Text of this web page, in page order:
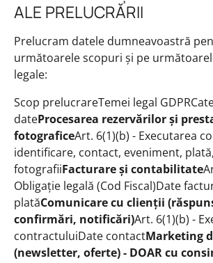
ALE PRELUCRĂRII
Prelucram datele dumneavoastră
următoarele scopuri și pe
legale:
Scop prelucrareTemei legal
dateProcesarea rezervărilor și
fotograficeArt. 6(1)(b) - Executarea
identificare, contact, eveniment, plată,
fotografiiFacturare și contabilitate
Obligație legală (Cod Fiscal)Date
platăComunicare cu clienții
confirmări, notificări)Art. 6(1)(b) -
contractuluiDate contactMarketing
(newsletter, oferte) - DOAR cu